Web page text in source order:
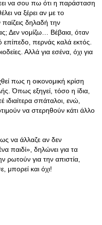
να σου πω ότι η παράσταση
να ξέρει αν με το
δηλαδή την
Δεν νομίζω… Βέβαια, όταν
επίπεδο, περνάς καλά εκτός.
Αλλά για εσένα, όχι για
πως η οικονομική κρίση
Όπως εξηγεί, τόσο η ίδια,
σπάταλοι, ενώ,
να στερηθούν κάτι άλλο
να άλλαζε αν δεν
παιδί», δηλώνει για τα
για την απιστία,
μπορεί και όχι!